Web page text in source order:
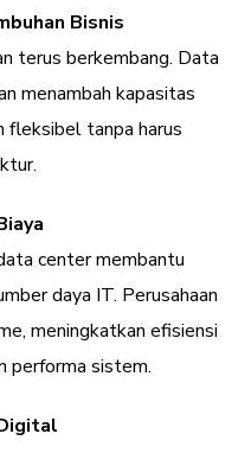
Bisnis
terus berkembang. Data
menambah kapasitas
fleksibel tanpa harus
center membantu
daya IT. Perusahaan
meningkatkan efisiensi
performa sistem.